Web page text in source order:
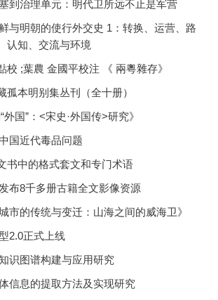
到治理单元：明代卫所远不止是军营
与明朝的使行外交史 1：转换、运营、路
认知、交流与环境
校 ;葉農 金國平校注 《 兩粵雜存》
孤本明别集丛刊（全十册）
外国”：<宋史·外国传>研究》
国近代毒品问题
书中的格式套文和专门术语
布8千多册古籍全文影像资源
市的传统与变迁：山海之间的威海卫》
2.0正式上线
识图谱构建与应用研究
信息的提取方法及实现研究